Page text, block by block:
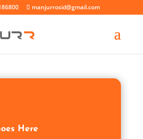
manjurrosid@gmail.com
Here